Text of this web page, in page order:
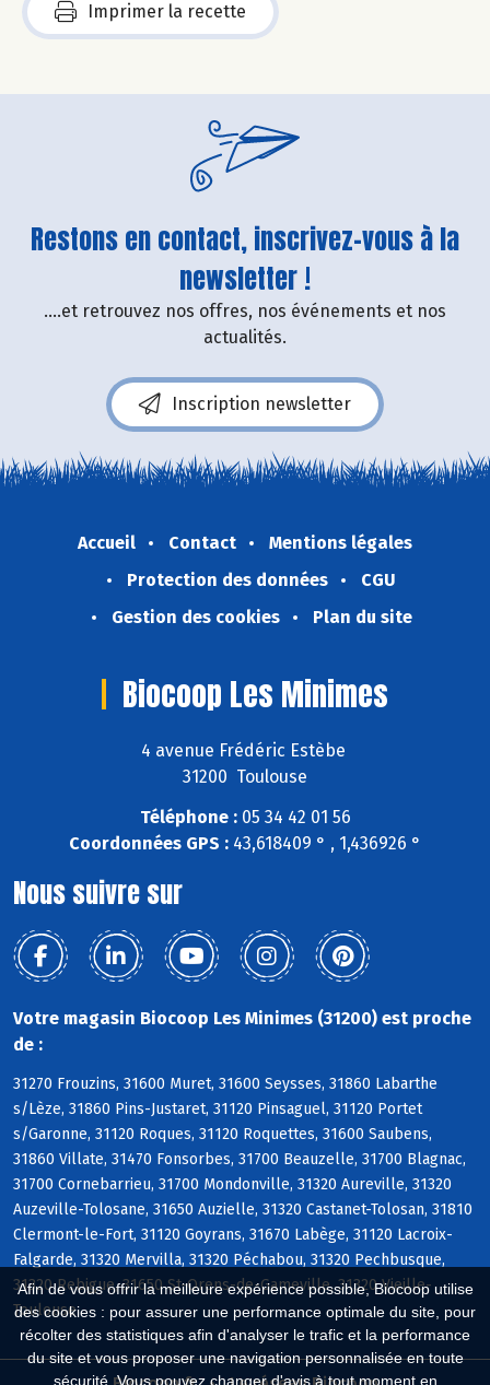
Afin de vous offrir la meilleure expérience possible, Biocoop utilise
des cookies : pour assurer une performance optimale du site, pour
récolter des statistiques afin d'analyser le trafic et la performance
du site et vous proposer une navigation personnalisée en toute
sécurité. Vous pouvez changer d'avis à tout moment en
Imprimer la recette
Restons en contact, inscrivez-vous à la
newsletter !
....et retrouvez nos offres, nos événements et nos
actualités.
Inscription newsletter
Accueil Contact
Mentions légales
Protection des données
CGU
Gestion des cookies
Plan du site
Biocoop Les Minimes
4 avenue Frédéric Estèbe
31200 Toulouse
Téléphone :05 34 42 01 56
Coordonnées GPS : 43,618409 ° , 1,436926 °
Nous suivre sur
Votre magasin Biocoop Les Minimes (31200) est proche
de :
31270 Frouzins, 31600 Muret, 31600 Seysses, 31860 Labarthe
s/Lèze, 31860 Pins-Justaret, 31120 Pinsaguel, 31120 Portet
s/Garonne, 31120 Roques, 31120 Roquettes, 31600 Saubens,
31860 Villate, 31470 Fonsorbes, 31700 Beauzelle, 31700 Blagnac,
31700 Cornebarrieu, 31700 Mondonville, 31320 Aureville, 31320
Auzeville-Tolosane, 31650 Auzielle, 31320 Castanet-Tolosan, 31810
Clermont-le-Fort, 31120 Goyrans, 31670 Labège, 31120 Lacroix-
Falgarde, 31320 Mervilla, 31320 Péchabou, 31320 Pechbusque,
31320 Rebigue, 31650 St-Orens-de-Gameville, 31320 Vieille-
Toulouse